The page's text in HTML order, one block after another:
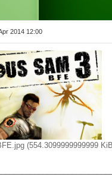
2014 12:00
(554.3099999999999